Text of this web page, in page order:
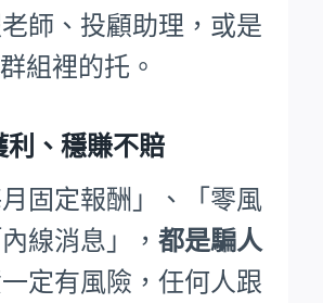
師、投顧助理，或是
組裡的托。
利、穩賺不賠
固定報酬」、「零風
線消息」， 都是騙人
一定有風險，任何人跟